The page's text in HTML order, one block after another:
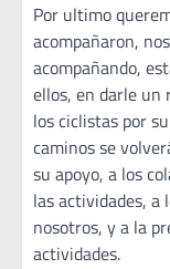
Por ultimo
acompañaron,
acompañando,
ellos, en darle un
los ciclistas por
caminos se
su apoyo, a los
las actividades, a
nosotros, y a la
actividades.